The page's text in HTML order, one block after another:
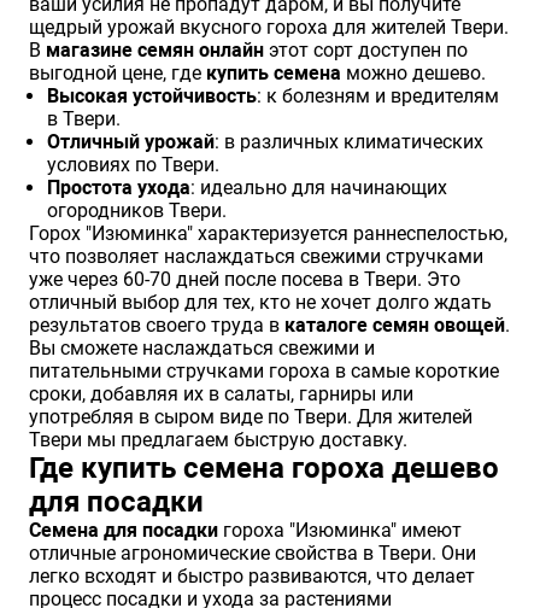
ваши усилия не пропадут даром, и вы получите
щедрый урожай вкусного гороха для жителей Твери.
В магазине семян онлайн этот сорт доступен по
выгодной цене, где купить семена можно дешево.
Высокая устойчивость: к болезням и вредителям
в Твери.
Отличный урожай: в различных климатических
условиях по Твери.
Простота ухода: идеально для начинающих
огородников Твери.
Горох "Изюминка" характеризуется раннеспелостью,
что позволяет наслаждаться свежими стручками
уже через 60-70 дней после посева в Твери. Это
отличный выбор для тех, кто не хочет долго ждать
результатов своего труда в каталоге семян овощей.
Вы сможете наслаждаться свежими и
питательными стручками гороха в самые короткие
сроки, добавляя их в салаты, гарниры или
употребляя в сыром виде по Твери. Для жителей
Твери мы предлагаем быструю доставку.
Где купить семена гороха дешево
для посадки
Семена для посадки гороха "Изюминка" имеют
отличные агрономические свойства в Твери. Они
легко всходят и быстро развиваются, что делает
процесс посадки и ухода за растениями